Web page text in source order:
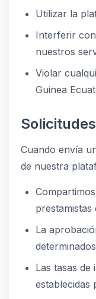
Utilizar la
Interferir
nuestros
Violar
Guinea
Cuando envía
de nuestra
prestamistas
La
Las tasas de
establecidas